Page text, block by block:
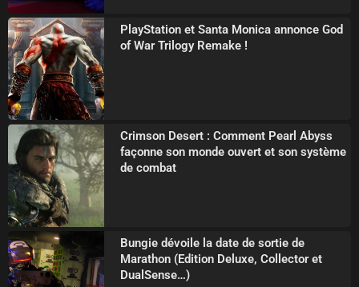
PlayStation et Santa Monica annonce God
of War Trilogy Remake !
Crimson Desert : Comment Pearl Abyss
façonne son monde ouvert et son système
de combat
Bungie dévoile la date de sortie de
Marathon (Edition Deluxe, Collector et
DualSense…)